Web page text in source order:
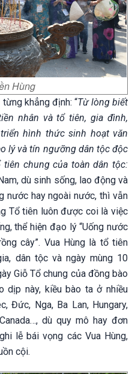
Hùng
khẳng định: “Từ lòng biết
nhân và tổ tiên, gia đình,
hình thức sinh hoạt văn
lý và tín ngưỡng dân tộc độc
chung của toàn dân tộc:
dù sinh sống, lao động và
nước hay ngoài nước, thì vẫn
Tổ tiên luôn được coi là việc
thể hiện đạo lý “Uống nước
cây”. Vua Hùng là tổ tiên
dân tộc và ngày mùng 10
Giỗ Tổ chung của đồng bào
dịp này, kiều bào ta ở nhiều
Đức, Nga, Ba Lan, Hungary,
dù quy mô hay đơn
lễ bái vọng các Vua Hùng,
cội.